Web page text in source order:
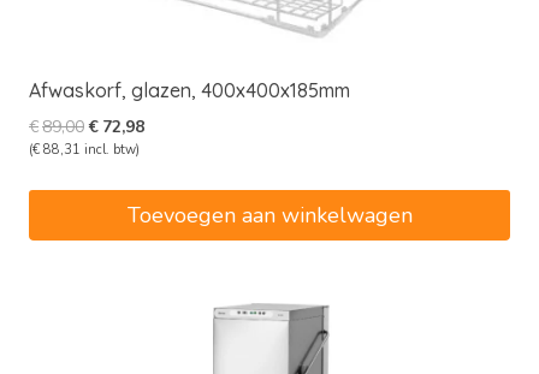
Afwaskorf, glazen, 400x400x185mm
€89,00Oorspronkelijke
prijs
€89,00.
€ 72,98Huidige
(€ 88,31 incl. btw)
Toevoegen aan winkelwagen